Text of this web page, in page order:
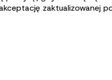
zaktualizowanej